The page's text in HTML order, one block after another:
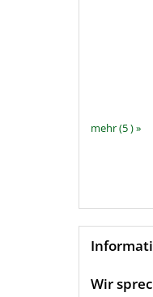
mehr (5 ) »
Wir